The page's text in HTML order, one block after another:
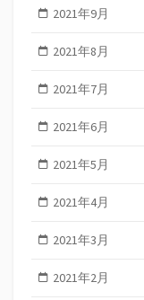
2021年9月
2021年8月
2021年7月
2021年6月
2021年5月
2021年4月
2021年3月
2021年2月